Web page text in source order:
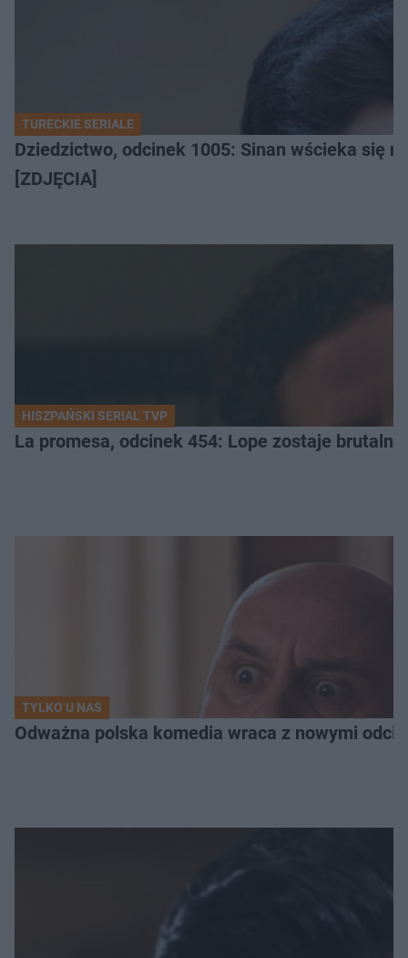
TURECKIE SERIALE
Dziedzictwo, odcinek 1005: Sinan wścieka się
[ZDJĘCIA]
HISZPAŃSKI SERIAL TVP
La promesa, odcinek 454: Lope zostaje
TYLKO U NAS
Odważna polska komedia wraca z nowymi